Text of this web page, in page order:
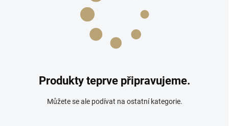
Produkty teprve připravujeme.
Můžete se ale podívat na ostatní kategorie.